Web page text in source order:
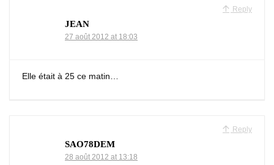
Reply
JEAN
27 août 2012 at 18:03
Elle était à 25 ce matin…
Reply
SAO78DEM
28 août 2012 at 13:18